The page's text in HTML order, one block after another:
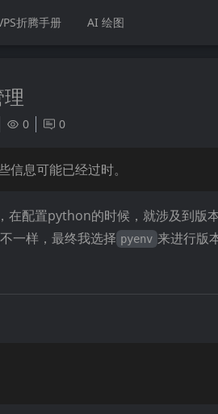
折腾手册 AI 绘图
0 0
信息可能已经过时。
在配置python的时候，就涉及到版
一样，最终我选择 pyenv 来进行版